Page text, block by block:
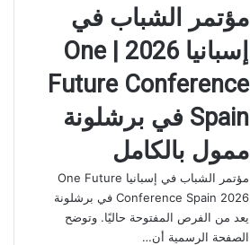
مؤتمر الشباب في
إسبانيا 2026 | One
Future Conference
Spain في برشلونة
ممول بالكامل
مؤتمر الشباب في إسبانيا One Future
Conference Spain 2026 في برشلونة
يعد من الفرص المفتوحة حاليًا. وتوضح
الصفحة الرسمية أن…